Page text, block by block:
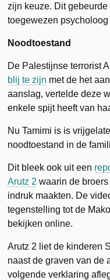
zijn keuze. Dit
toegewezen
Noodtoestand
De Palestijnse terrorist
blij te zijn met de het
aanslag, vertelde deze
enkele spijt heeft van
Nu Tamimi is is
noodtoestand in de
Dit bleek ook uit een
Arutz 2 waarin de
indruk maakten. De
tegenstelling tot de
bekijken online.
Arutz 2 liet de kinderen
naast de graven van de
volgende verklaring